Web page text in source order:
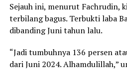
Sejauh ini, menurut Fachrudin,
terbilang bagus. Terbukti laba
dibanding Juni tahun lalu.
“Jadi tumbuhnya 136 persen
dari Juni 2024. Alhamdulillah,”